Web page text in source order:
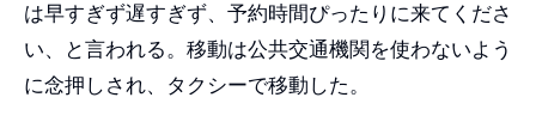
は早すぎず遅すぎず、予約時間ぴったりに来てくださ
い、と言われる。移動は公共交通機関を使わないよう
に念押しされ、タクシーで移動した。